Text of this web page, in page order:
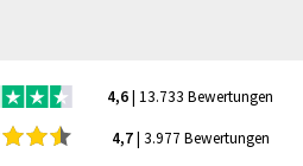
4,6| 13.733 Bewertungen
4,7| 3.977 Bewertungen